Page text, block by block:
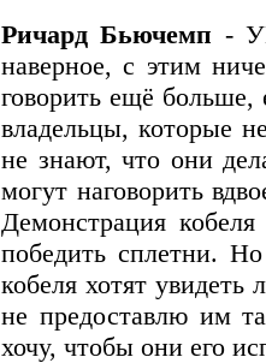
Ричард Бьючемп -
наверное, с этим
говорить ещё больше,
владельцы, которые
не знают, что они
могут наговорить
Демонстрация
победить сплетни.
кобеля хотят увидеть
не предоставлю им
хочу, чтобы они его